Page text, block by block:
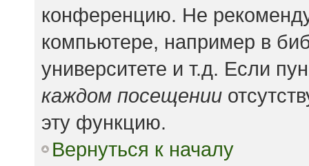
конференцию. Не
компьютере, например в
университете и т.д. Если
каждом посещении
эту функцию.
Вернуться к началу